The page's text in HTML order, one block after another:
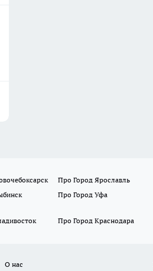
Про Город Ярославль
Про Город Уфа
Про Город Краснодара
О нас